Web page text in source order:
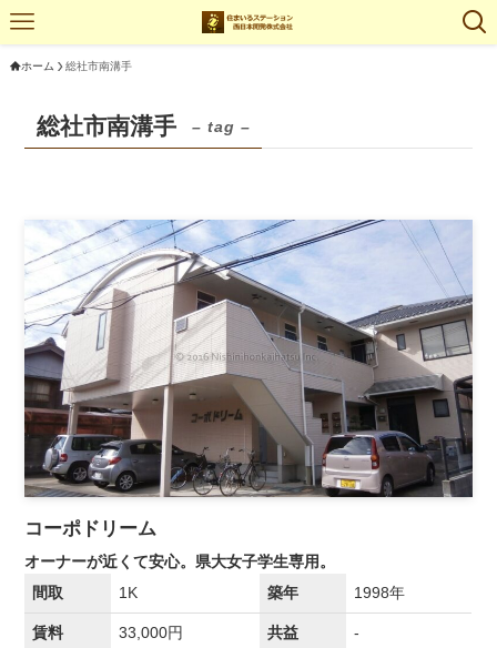
ホーム 総社市南溝手
総社市南溝手 – tag –
コーポドリーム
オーナーが近くて安心。県大女子学生専用。
間取
1K 築年 1998年
賃料 33,000円 共益 -